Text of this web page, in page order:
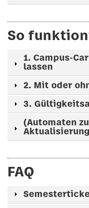
So
1. Campus-
lassen
2. Mit oder
3.
(Automaten
FAQ